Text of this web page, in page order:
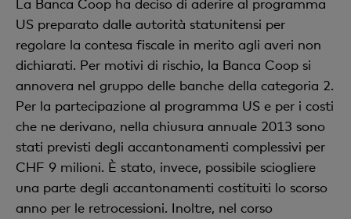
La Banca Coop ha deciso di aderire al programma
US preparato dalle autorità statunitensi per
regolare la contesa fiscale in merito agli averi non
dichiarati. Per motivi di rischio, la Banca Coop si
annovera nel gruppo delle banche della categoria 2.
Per la partecipazione al programma US e per i costi
che ne derivano, nella chiusura annuale 2013 sono
stati previsti degli accantonamenti complessivi per
CHF 9 milioni. È stato, invece, possibile sciogliere
una parte degli accantonamenti costituiti lo scorso
anno per le retrocessioni. Inoltre, nel corso